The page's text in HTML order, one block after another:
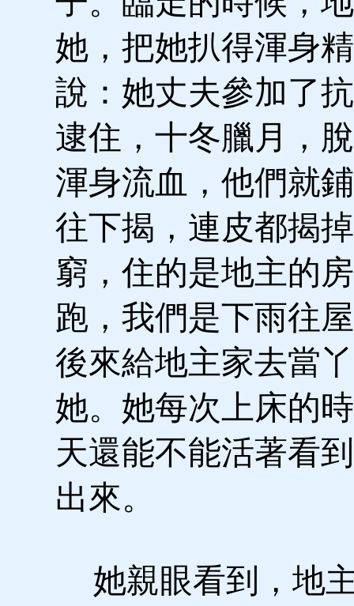
她，把她扒得渾身
說：她丈夫參加了
逮住，十冬臘月，
渾身流血，他們就
往下揭，連皮都揭
窮，住的是地主的
跑，我們是下雨往
後來給地主家去當
她。她每次上床的
天還能不能活著看
出來。
她親眼看到，地